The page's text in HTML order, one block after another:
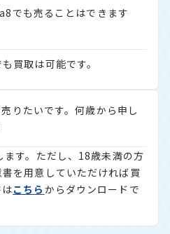
でも売ることはできます
買取は可能です。
りたいです。何歳から申し
ます。ただし、18歳未満の方
を用意していただければ買
こちら からダウンロードで